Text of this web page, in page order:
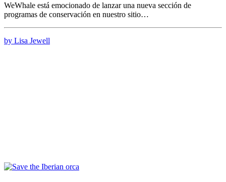
WeWhale está emocionado de lanzar una nueva sección de
programas de conservación en nuestro sitio…
by Lisa Jewell